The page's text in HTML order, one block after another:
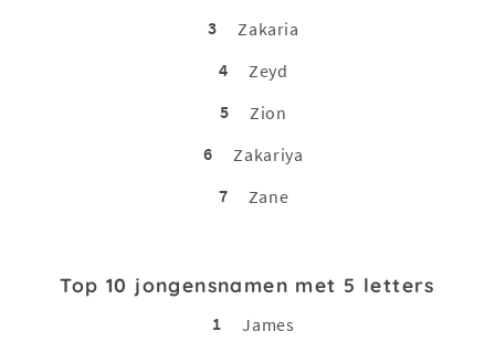
3
Zakaria
4
Zeyd
5
Zion
6
Zakariya
7
Zane
Top 10 jongensnamen met 5 letters
1
James